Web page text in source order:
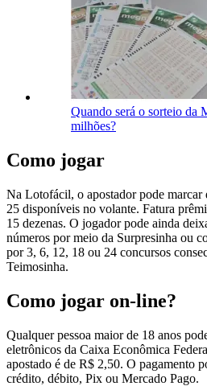
Quando será o sorteio da
milhões?
Como jogar
Na Lotofácil, o apostador pode marcar
25 disponíveis no volante. Fatura
15 dezenas. O jogador pode ainda
números por meio da Surpresinha ou
por 3, 6, 12, 18 ou 24 concursos
Teimosinha.
Como jogar on-line?
Qualquer pessoa maior de 18 anos
eletrônicos da Caixa Econômica
apostado é de R$ 2,50. O pagamento
crédito, débito, Pix ou Mercado Pago.